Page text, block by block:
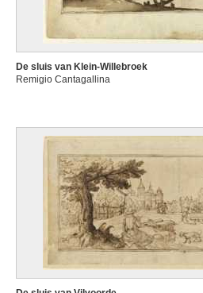
De sluis van Klein-Willebroek
Remigio Cantagallina